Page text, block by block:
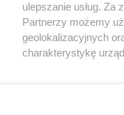
X
ulepszanie usług. Za
Partnerzy możemy
geolokalizacyjnych
charakterystykę